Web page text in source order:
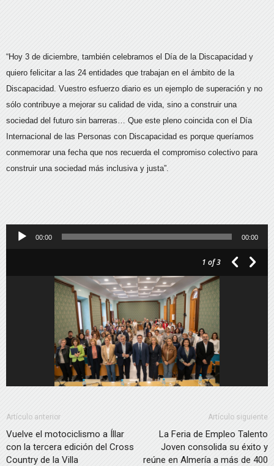
“Hoy 3 de diciembre, también celebramos el Día de la Discapacidad y
quiero felicitar a las 24 entidades que trabajan en el ámbito de la
Discapacidad. Vuestro esfuerzo diario es un ejemplo de superación y no
sólo contribuye a mejorar su calidad de vida, sino a construir una
sociedad del futuro sin barreras… Que este pleno coincida con el Día
Internacional de las Personas con Discapacidad es porque queríamos
conmemorar una fecha que nos recuerda el compromiso colectivo para
construir una sociedad más inclusiva y justa”.
Reproductor
00:00 00:00
1 of 3
Artículo anterior
Vuelve el motociclismo a Íllar
con la tercera edición del Cross
Country de la Villa
Artículo siguiente
La Feria de Empleo Talento
Joven consolida su éxito y
reúne en Almería a más de 400